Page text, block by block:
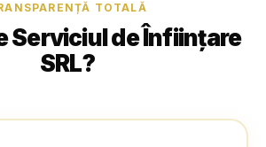
TOTALĂ
Serviciul de Înființare
SRL?